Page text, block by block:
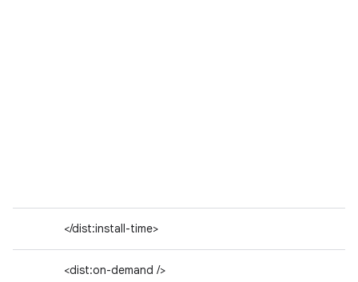
</dist:install-time>
<dist:on-demand />